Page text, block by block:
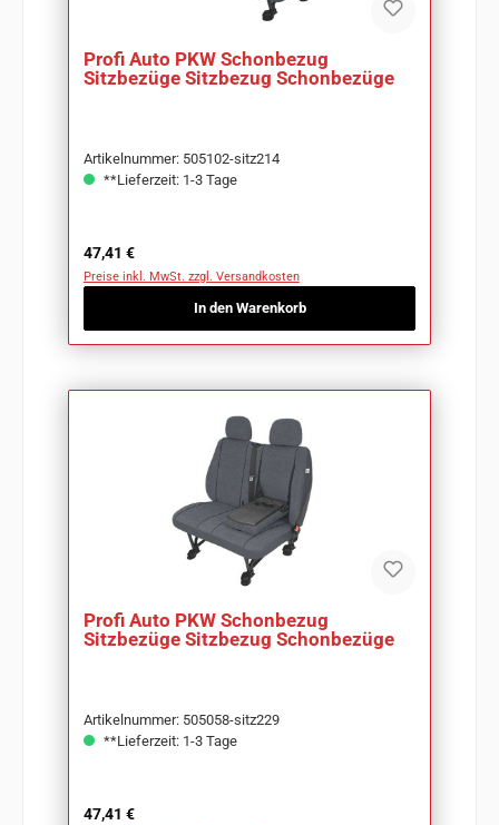
Profi Auto PKW Schonbezug
Sitzbezüge Sitzbezug Schonbezüge
Artikelnummer: 505102-sitz214
**Lieferzeit: 1-3 Tage
Regulärer Preis:
47,41 €
Preise inkl. MwSt. zzgl. Versandkosten
In den Warenkorb
Profi Auto PKW Schonbezug
Sitzbezüge Sitzbezug Schonbezüge
Artikelnummer: 505058-sitz229
**Lieferzeit: 1-3 Tage
Regulärer Preis:
47,41 €